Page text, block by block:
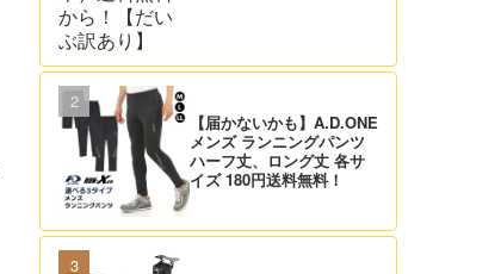
【届かないかも】A.D.ONE
メンズ ランニングパンツ
ハーフ丈、ロング丈 各サ
イズ 180円送料無料！